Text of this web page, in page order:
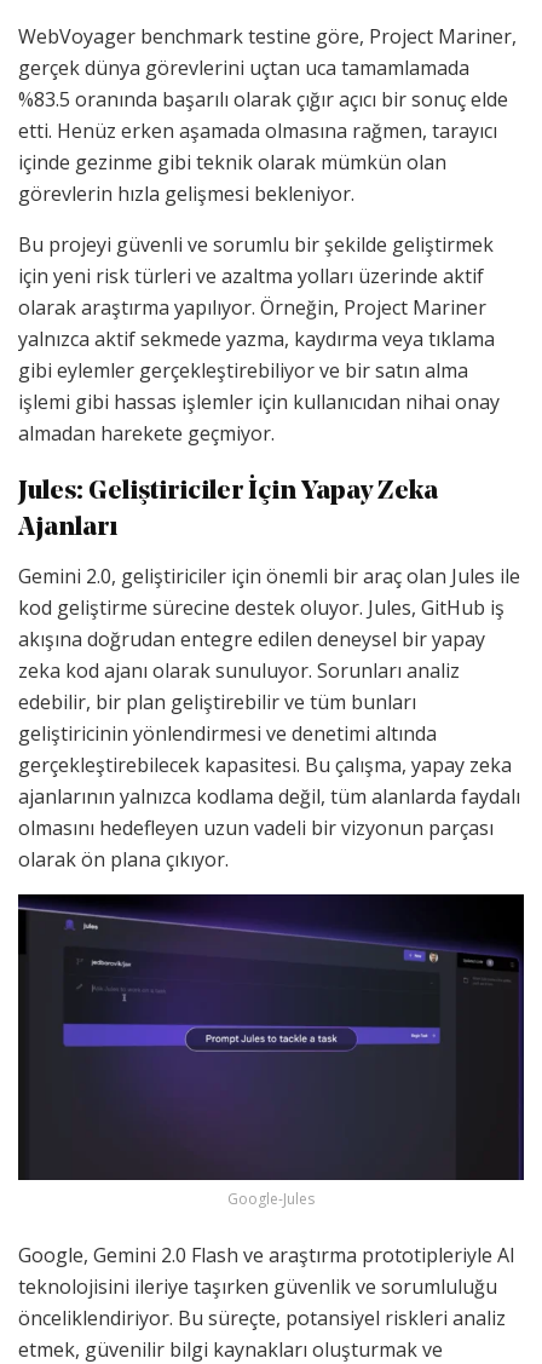
WebVoyager benchmark testine göre, Project Mariner,
gerçek dünya görevlerini uçtan uca tamamlamada
%83.5 oranında başarılı olarak çığır açıcı bir sonuç elde
etti. Henüz erken aşamada olmasına rağmen, tarayıcı
içinde gezinme gibi teknik olarak mümkün olan
görevlerin hızla gelişmesi bekleniyor.
Bu projeyi güvenli ve sorumlu bir şekilde geliştirmek
için yeni risk türleri ve azaltma yolları üzerinde aktif
olarak araştırma yapılıyor. Örneğin, Project Mariner
yalnızca aktif sekmede yazma, kaydırma veya tıklama
gibi eylemler gerçekleştirebiliyor ve bir satın alma
işlemi gibi hassas işlemler için kullanıcıdan nihai onay
almadan harekete geçmiyor.
Jules: Geliştiriciler İçin Yapay Zeka
Ajanları
Gemini 2.0, geliştiriciler için önemli bir araç olan Jules ile
kod geliştirme sürecine destek oluyor. Jules, GitHub iş
akışına doğrudan entegre edilen deneysel bir yapay
zeka kod ajanı olarak sunuluyor. Sorunları analiz
edebilir, bir plan geliştirebilir ve tüm bunları
geliştiricinin yönlendirmesi ve denetimi altında
gerçekleştirebilecek kapasitesi. Bu çalışma, yapay zeka
ajanlarının yalnızca kodlama değil, tüm alanlarda faydalı
olmasını hedefleyen uzun vadeli bir vizyonun parçası
olarak ön plana çıkıyor.
Google-Jules
Google, Gemini 2.0 Flash ve araştırma prototipleriyle AI
teknolojisini ileriye taşırken güvenlik ve sorumluluğu
önceliklendiriyor. Bu süreçte, potansiyel riskleri analiz
etmek, güvenilir bilgi kaynakları oluşturmak ve